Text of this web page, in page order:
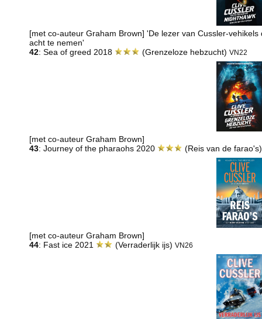
[met co-auteur Graham Brown] 'De lezer van Cussler-
acht te nemen'
42: Sea of greed 2018 (Grenzeloze hebzucht)VN22
[met co-auteur Graham Brown]
43: Journey of the pharaohs 2020 (Reis van de
[met co-auteur Graham Brown]
44: Fast ice 2021 (Verraderlijk ijs) VN26